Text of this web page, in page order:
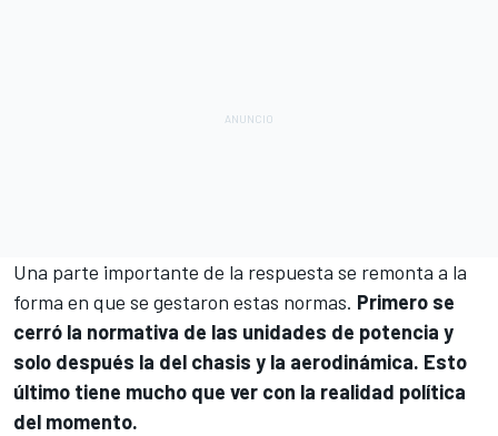
Una parte importante de la respuesta se remonta a la
forma en que se gestaron estas normas. Primero se
cerró la normativa de las unidades de potencia y
solo después la del chasis y la aerodinámica. Esto
último tiene mucho que ver con la realidad política
del momento.